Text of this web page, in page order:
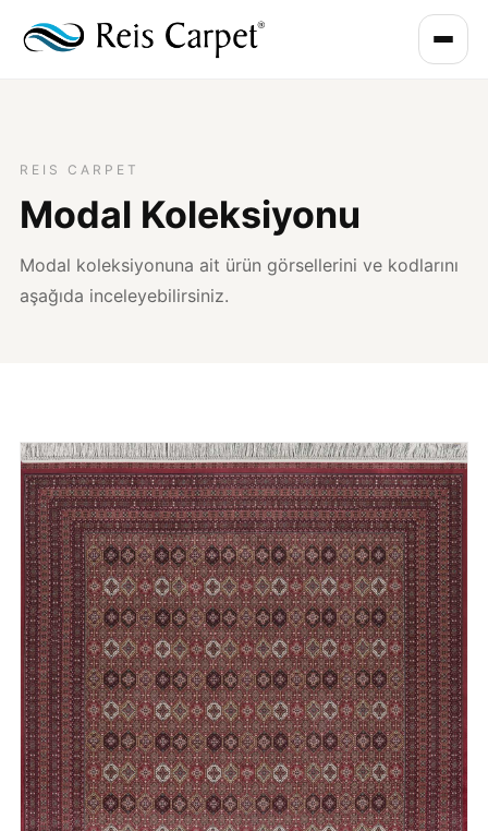
REIS CARPET
Modal Koleksiyonu
Modal koleksiyonuna ait ürün görsellerini ve kodlarını
aşağıda inceleyebilirsiniz.